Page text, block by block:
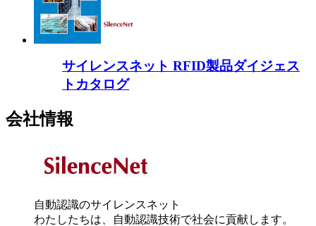
サイレンスネット RFID製品ダイジェス
トカタログ
会社情報
自動認識のサイレンスネット
わたしたちは、自動認識技術で社会に貢献します。